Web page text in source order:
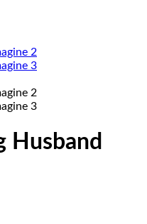
Husband